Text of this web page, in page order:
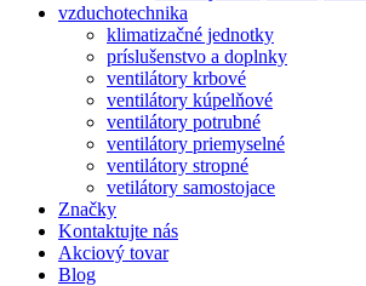
vzduchotechnika
klimatizačné jednotky
príslušenstvo a doplnky
ventilátory krbové
ventilátory kúpelňové
ventilátory potrubné
ventilátory priemyselné
ventilátory stropné
vetilátory samostojace
Značky
Kontaktujte nás
Akciový tovar
Blog